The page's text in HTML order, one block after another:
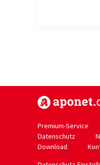
Premium-Service
Datenschutz
Download